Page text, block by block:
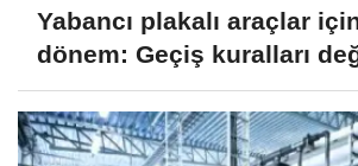
Yabancı plakalı araçlar
dönem: Geçiş kuralları